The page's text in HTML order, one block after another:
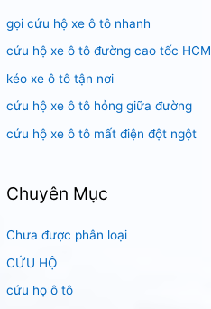
ế
m
:
gọi cứu hộ xe ô tô nhanh
cứu hộ xe ô tô đường cao tốc HCM
kéo xe ô tô tận nơi
cứu hộ xe ô tô hỏng giữa đường
cứu hộ xe ô tô mất điện đột ngột
Chuyên Mục
Chưa được phân loại
CỨU HỘ
cứu họ ô tô